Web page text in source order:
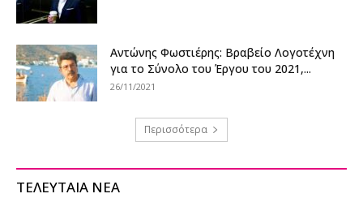
Αντώνης Φωστιέρης: Βραβείο Λογοτέχνη
για το Σύνολο του Έργου του 2021,...
26/11/2021
Περισσότερα
ΤΕΛΕΥΤΑΙΑ ΝΕΑ